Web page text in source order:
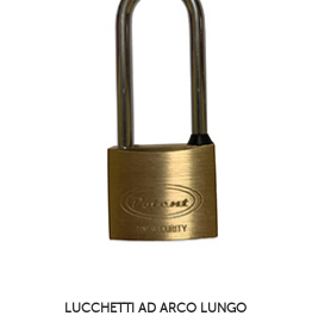
LUCCHETTI AD ARCO LUNGO